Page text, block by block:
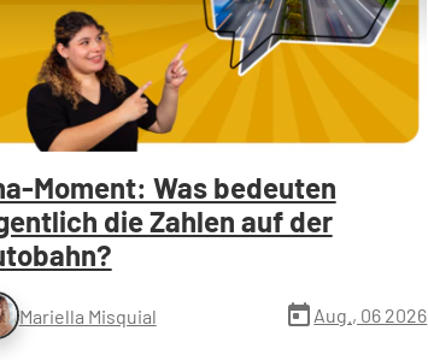
Moment: Was bedeuten
die Zahlen auf der
Mariella Misquial todayAug., 06 2026